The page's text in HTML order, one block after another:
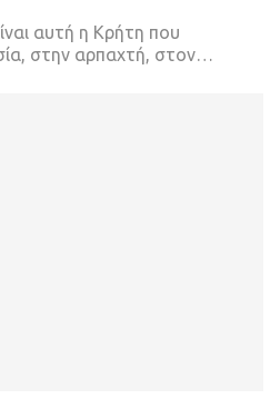
αυτή η Κρήτη που
στην αρπαχτή, στον…